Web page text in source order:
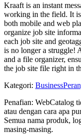
Kraaft is an instant
working in the field. It is
both mobile and web
organize job site
each job site and
is no longer a struggle!
and a file organizer,
the job site file right in
Kategori: Business
Penafian: WebCatalog
atau dengan cara apa
Semua nama produk,
masing-masing.